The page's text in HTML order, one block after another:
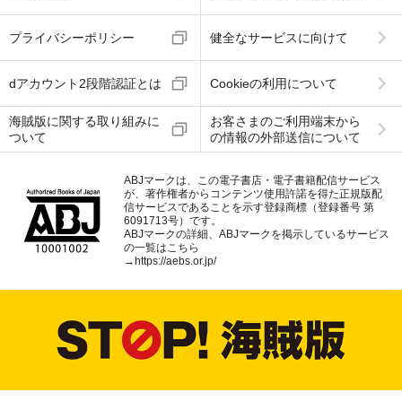
プライバシーポリシー 健全なサービスに向けて
dアカウント2段階認証とは Cookieの利用について
海賊版に関する取り組みに
ついて
お客さまのご利用端末から
の情報の外部送信について
ABJマークは、この電子書店・電子書籍配信サービス
が、著作権者からコンテンツ使用許諾を得た正規版配
信サービスであることを示す登録商標（登録番号 第
6091713号）です。
ABJマークの詳細、ABJマークを掲示しているサービス
の一覧はこちら
→https://aebs.or.jp/